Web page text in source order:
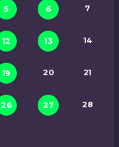
5 6 7
12 13 14
19 20 21
26 27 28